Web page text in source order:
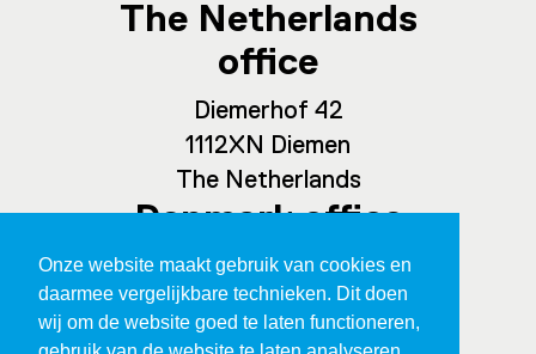
Onze website maakt gebruik van cookies en
daarmee vergelijkbare technieken. Dit doen
wij om de website goed te laten functioneren,
The Netherlands
office
Diemerhof 42
1112XN Diemen
The Netherlands
Denmark office
Spaces Ny Carlsberg Vej 80
1760 Copenhagen
Denmark